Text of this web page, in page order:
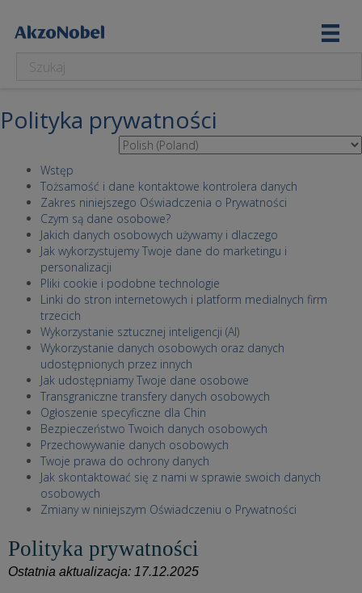
Polityka prywatności
Wstęp
Tożsamość i dane kontaktowe kontrolera danych
Zakres niniejszego Oświadczenia o Prywatności
Czym są dane osobowe?
Jakich danych osobowych używamy i dlaczego
Jak wykorzystujemy Twoje dane do marketingu i
personalizacji
Pliki cookie i podobne technologie
Linki do stron internetowych i platform medialnych firm
trzecich
Wykorzystanie sztucznej inteligencji (AI)
Wykorzystanie danych osobowych oraz danych
udostępnionych przez innych
Jak udostępniamy Twoje dane osobowe
Transgraniczne transfery danych osobowych
Ogłoszenie specyficzne dla Chin
Bezpieczeństwo Twoich danych osobowych
Przechowywanie danych osobowych
Twoje prawa do ochrony danych
Jak skontaktować się z nami w sprawie swoich danych
osobowych
Zmiany w niniejszym Oświadczeniu o Prywatności
Polityka prywatności
Ostatnia aktualizacja: 17.12.2025